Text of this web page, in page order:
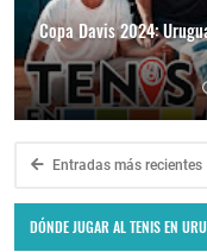
Copa Davis 2024:
Entradas más recientes
DÓNDE JUGAR AL TENIS EN